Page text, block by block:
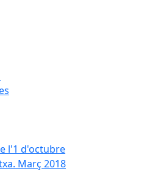
l'1 d'octubre
Març 2018